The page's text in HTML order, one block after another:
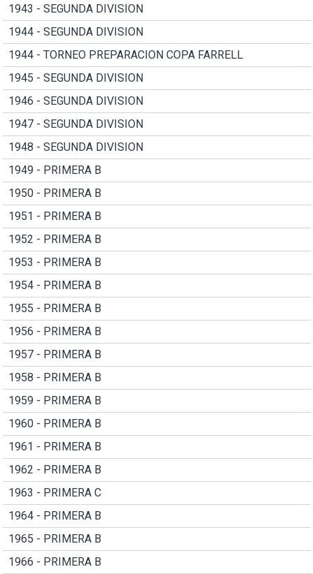
1943 - SEGUNDA DIVISION
1944 - SEGUNDA DIVISION
1944 - TORNEO PREPARACION COPA FARRELL
1945 - SEGUNDA DIVISION
1946 - SEGUNDA DIVISION
1947 - SEGUNDA DIVISION
1948 - SEGUNDA DIVISION
1949 - PRIMERA B
1950 - PRIMERA B
1951 - PRIMERA B
1952 - PRIMERA B
1953 - PRIMERA B
1954 - PRIMERA B
1955 - PRIMERA B
1956 - PRIMERA B
1957 - PRIMERA B
1958 - PRIMERA B
1959 - PRIMERA B
1960 - PRIMERA B
1961 - PRIMERA B
1962 - PRIMERA B
1963 - PRIMERA C
1964 - PRIMERA B
1965 - PRIMERA B
1966 - PRIMERA B